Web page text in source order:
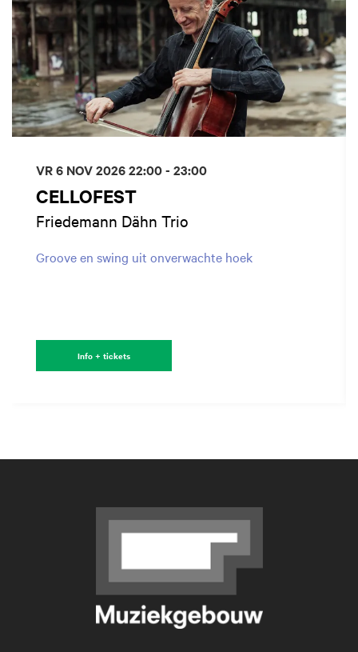
CELLOFEST
Friedemann Dähn Trio
Groove en swing uit onverwachte hoek
VR 6 NOV 202622:00 - 23:00
Info + tickets